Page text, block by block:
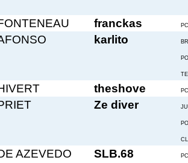
franckas
karlito
theshove
Ze diver
AZEVEDO
SLB.68